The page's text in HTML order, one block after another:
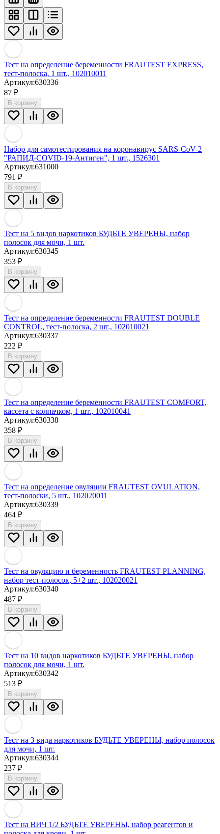
Тест на определение беременности FRAUTEST EXPRESS,
тест-полоска, 1 шт., 102010011
Артикул:630336
87 ₽
В корзину
Набор для самотестирования на коронавирус SARS-CoV-2
"РАПИД-COVID-19-Антиген", 1 шт., 1526301
Артикул:631000
791 ₽
В корзину
Тест на 5 видов наркотиков БУДЬТЕ УВЕРЕНЫ, набор
полосок для мочи, 1 шт.
Артикул:630345
353 ₽
В корзину
Тест на определение беременности FRAUTEST DOUBLE
CONTROL, тест-полоска, 2 шт., 102010021
Артикул:630337
222 ₽
В корзину
Тест на определение беременности FRAUTEST COMFORT,
кассета с колпачком, 1 шт., 102010041
Артикул:630338
358 ₽
В корзину
Тест на определение овуляции FRAUTEST OVULATION,
тест-полоски, 5 шт., 102020011
Артикул:630339
464 ₽
В корзину
Тест на овуляцию и беременность FRAUTEST PLANNING,
набор тест-полосок, 5+2 шт., 102020021
Артикул:630340
487 ₽
В корзину
Тест на 10 видов наркотиков БУДЬТЕ УВЕРЕНЫ, набор
полосок для мочи, 1 шт.
Артикул:630342
513 ₽
В корзину
Тест на 3 вида наркотиков БУДЬТЕ УВЕРЕНЫ, набор полосок
для мочи, 1 шт.
Артикул:630344
237 ₽
В корзину
Тест на ВИЧ 1/2 БУДЬТЕ УВЕРЕНЫ, набор реагентов и